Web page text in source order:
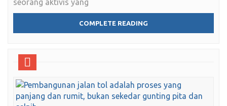
seorang aktivis yang
COMPLETE READING